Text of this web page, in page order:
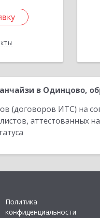
в Одинцово,
(договоров ИТС) на
аттестованных
Политика
конфиденциальности